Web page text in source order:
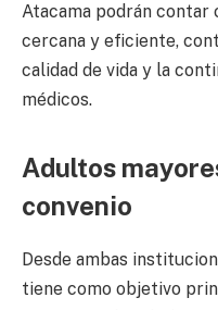
Atacama podrán contar
cercana y eficiente,
calidad de vida y la
médicos.
Adultos
convenio
Desde ambas
tiene como objetivo